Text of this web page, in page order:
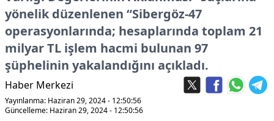
yönelik düzenlenen “Sibergöz-47
operasyonlarında; hesaplarında toplam 21
milyar TL işlem hacmi bulunan 97
şüphelinin yakalandığını açıkladı.
Haber Merkezi
Yayınlanma: Haziran 29, 2024 - 12:50:56
Güncelleme: Haziran 29, 2024 - 12:50:56